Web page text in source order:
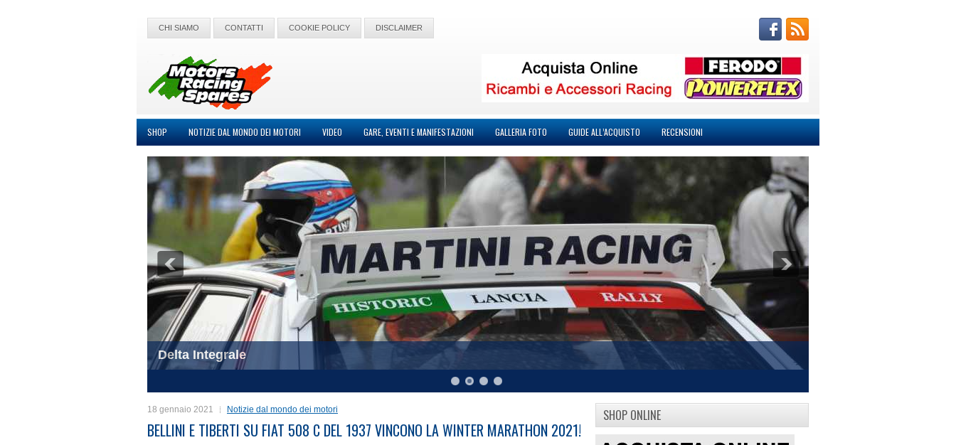
CHI SIAMO CONTATTI COOKIE POLICY DISCLAIMER
SHOP NOTIZIE DAL MONDO DEI MOTORI VIDEO GARE, EVENTI E MANIFESTAZIONI GALLERIA FOTO GUIDE ALL’ACQUISTO RECENSIONI
Delta Integrale
18 gennaio 2021 Notizie dal mondo dei motori
BELLINI E TIBERTI SU FIAT 508 C DEL 1937 VINCONO LA WINTER MARATHON 2021!
SHOP ONLINE